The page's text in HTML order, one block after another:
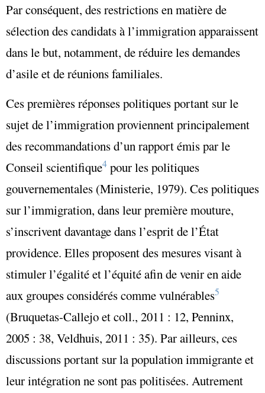
Par conséquent, des restrictions en matière de
sélection des candidats à l’immigration apparaissent
dans le but, notamment, de réduire les demandes
d’asile et de réunions familiales.
Ces premières réponses politiques portant sur le
sujet de l’immigration proviennent principalement
des recommandations d’un rapport émis par le
Conseil scientifique4 pour les politiques
gouvernementales (Ministerie, 1979). Ces politiques
sur l’immigration, dans leur première mouture,
s’inscrivent davantage dans l’esprit de l’État
providence. Elles proposent des mesures visant à
stimuler l’égalité et l’équité afin de venir en aide
aux groupes considérés comme vulnérables5
(Bruquetas-Callejo et coll., 2011 : 12, Penninx,
2005 : 38, Veldhuis, 2011 : 35). Par ailleurs, ces
discussions portant sur la population immigrante et
leur intégration ne sont pas politisées. Autrement